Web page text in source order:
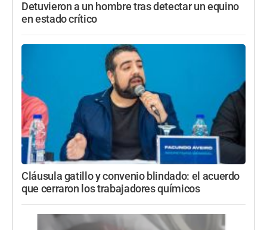
Detuvieron a un hombre tras detectar un equino
en estado crítico
Cláusula gatillo y convenio blindado: el acuerdo
que cerraron los trabajadores químicos